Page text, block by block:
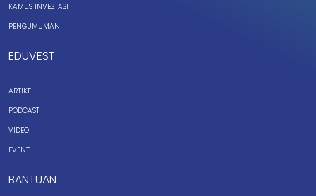
KAMUS INVESTASI
PENGUMUMAN
EDUVEST
ARTIKEL
PODCAST
VIDEO
EVENT
BANTUAN